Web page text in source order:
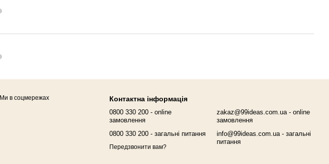
Ми в соцмережах Контактна інформація
0800 330 200 - online
замовлення
0800 330 200 - загальні питання
Передзвонити вам?
zakaz@99ideas.com.ua - online
замовлення
info@99ideas.com.ua - загальні
питання